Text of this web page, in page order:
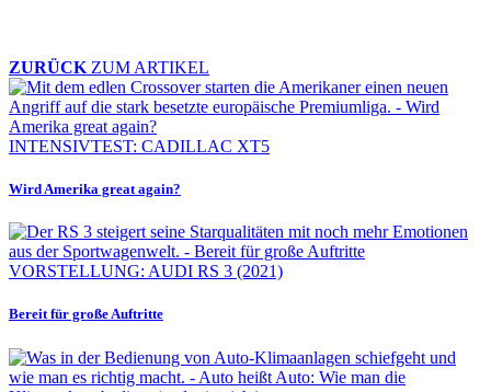
ZURÜCK ZUM ARTIKEL
INTENSIVTEST: CADILLAC XT5
Wird Amerika great again?
VORSTELLUNG: AUDI RS 3 (2021)
Bereit für große Auftritte